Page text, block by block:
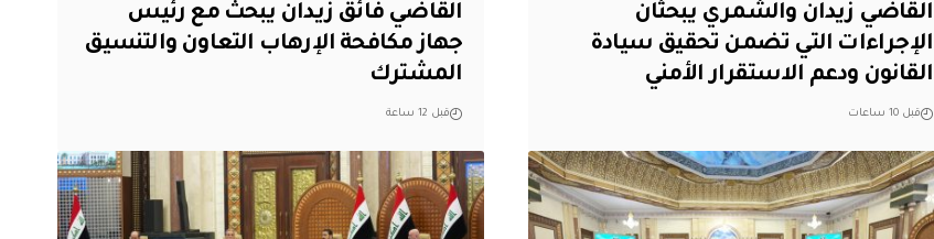
القاضي زيدان والشمري يبحثان
الإجراءات التي تضمن تحقيق سيادة
القانون ودعم الاستقرار الأمني
قبل 10 ساعات
القاضي فائق زيدان يبحث مع رئيس
جهاز مكافحة الإرهاب التعاون والتنسيق
المشترك
قبل 12 ساعة